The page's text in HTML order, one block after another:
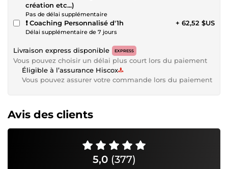
création etc...)
Pas de délai supplémentaire
❗ Coaching Personnalisé d'1h
Délai supplémentaire de 7 jours
+ 62,52 $US
Livraison express disponible EXPRESS
Vous pouvez choisir un délai plus court lors du paiement
Éligible à l’assurance Hiscox
Vous pouvez assurer votre commande lors du paiement
Avis des clients
5,0 (377)